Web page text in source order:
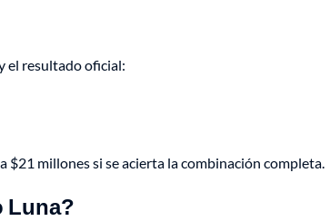
el resultado oficial:
millones si se acierta la combinación completa.
Luna?